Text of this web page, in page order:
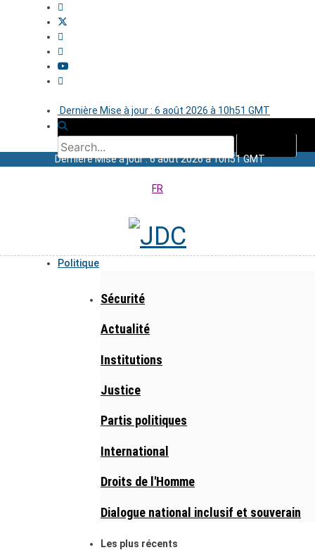
Dernière Mise à jour : 6 août 2026 à 10h51 GMT
Dernière Mise à jour : 6 août 2026 à 10h51 GMT
FR
Politique
Sécurité
Actualité
Institutions
Justice
Partis politiques
International
Droits de l'Homme
Dialogue national inclusif et souverain
Les plus récents